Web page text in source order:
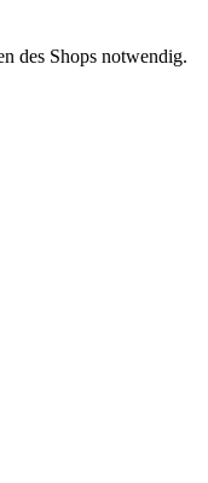
des Shops notwendig.